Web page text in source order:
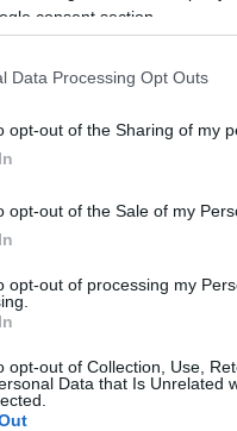
consent section.
Data Processing Opt Outs
opt-out of the Sharing of my
opt-out of the Sale of my
opt-out of processing my
opt-out of Collection, Use,
Data that Is Unrelated
állítása szerint
hogy ezentúl is
nem adják meg
jobb, ha meghalok
Tiwonge. „Hosszú
őt elhagyni, ha a